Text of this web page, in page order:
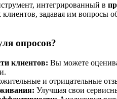
интегрированный в
задавая им вопросы
опросов?
клиентов: Вы можете
и отрицательные
Улучшая свои